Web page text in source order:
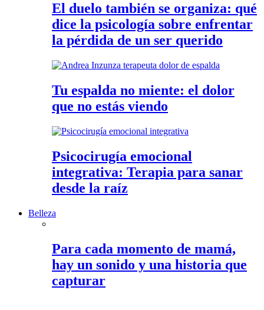
El duelo también se organiza: qué
dice la psicología sobre enfrentar
la pérdida de un ser querido
Tu espalda no miente: el dolor
que no estás viendo
Psicocirugía emocional
integrativa: Terapia para sanar
desde la raíz
Belleza
Para cada momento de mamá,
hay un sonido y una historia que
capturar